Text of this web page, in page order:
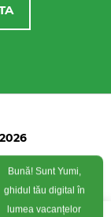
Bucuresti
Bună! Sunt Yumi,
ghidul tău digital în
lumea vacanțelor